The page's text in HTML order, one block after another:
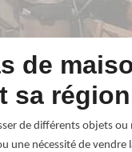
de
sa région
de différents objets ou
une nécessité de